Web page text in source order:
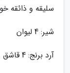
سلیقه و ذائقه
شیر: 4 لیوان
آرد برنج: 4 قاشق غذاخوری